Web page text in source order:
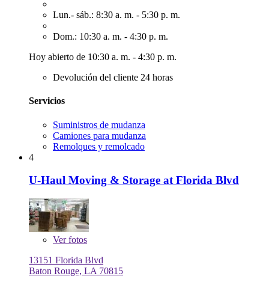
Lun.- sáb.: 8:30 a. m. - 5:30 p. m.
Dom.: 10:30 a. m. - 4:30 p. m.
Hoy abierto de 10:30 a. m. - 4:30 p. m.
Devolución del cliente 24 horas
Servicios
Suministros de mudanza
Camiones para mudanza
Remolques y remolcado
4
U-Haul Moving & Storage at Florida Blvd
Verfotos
13151 Florida Blvd
Baton Rouge, LA 70815